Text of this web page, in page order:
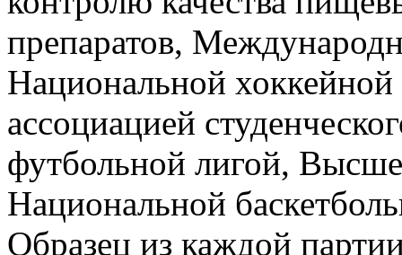
препаратов,
Национальной
ассоциацией
футбольной лигой,
Национальной
Образец из каждой